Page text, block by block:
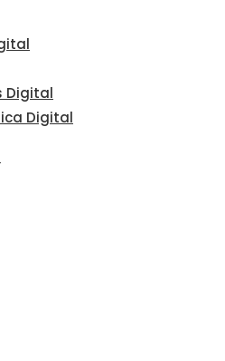
Digital
Digital